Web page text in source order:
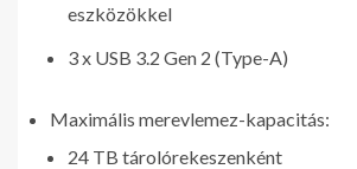
eszközökkel
3 x USB 3.2 Gen 2 (Type-A)
Maximális merevlemez-kapacitás:
24 TB tárolórekeszenként